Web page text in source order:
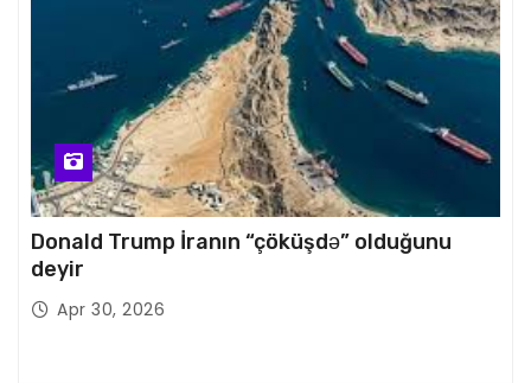
Donald Trump İranın “çöküşdə” olduğunu
deyir
Apr 30, 2026